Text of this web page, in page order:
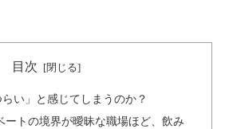
目次
い」と感じてしまうのか？
ートの境界が曖昧な職場ほど、飲み